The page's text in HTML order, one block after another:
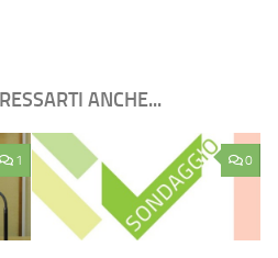
ANCHE...
1 0